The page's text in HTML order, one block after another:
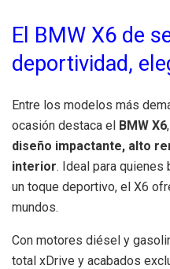
El BMW X6 de
deportividad,
Entre los modelos más
ocasión destaca el BMW X6
diseño impactante, alto
interior. Ideal para quienes
un toque deportivo, el X6
mundos.
Con motores diésel y
total xDrive y acabados